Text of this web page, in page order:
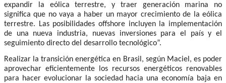
expandir la eólica terrestre, y traer generación marina no
significa que no vaya a haber un mayor crecimiento de la eólica
terrestre. Las posibilidades offshore incluyen la implementación
de una nueva industria, nuevas inversiones para el país y el
seguimiento directo del desarrollo tecnológico”.
Realizar la transición energética en Brasil, según Maciel, es poder
aprovechar eficientemente los recursos energéticos renovables
para hacer evolucionar la sociedad hacia una economía baja en